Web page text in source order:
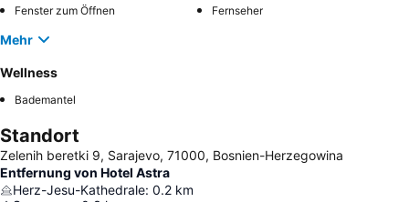
Fenster zum Öffnen
Fernseher
Mehr
Wellness
Bademantel
Standort
Zelenih beretki 9, Sarajevo, 71000, Bosnien-Herzegowina
Entfernung von Hotel Astra
Herz-Jesu-Kathedrale: 0.2 km